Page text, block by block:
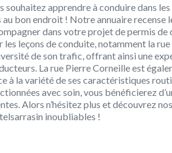
souhaitez apprendre à conduire dans
au bon endroit ! Notre annuaire recense
dans votre projet de permis de
les leçons de conduite, notamment la
de son trafic, offrant ainsi une
La rue Pierre Corneille est
à la variété de ses caractéristiques
avec soin, vous bénéficierez
Alors n’hésitez plus et découvrez
inoubliables !